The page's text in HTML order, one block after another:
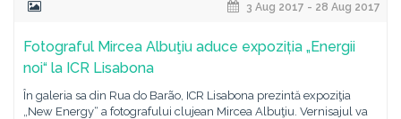
3 Aug 2017 - 28 Aug 2017
Fotograful Mircea Albuţiu aduce expoziția „Energii
noi“ la ICR Lisabona
În galeria sa din Rua do Barão, ICR Lisabona prezintă expoziţia
„New Energy“ a fotografului clujean Mircea Albuţiu. Vernisajul va